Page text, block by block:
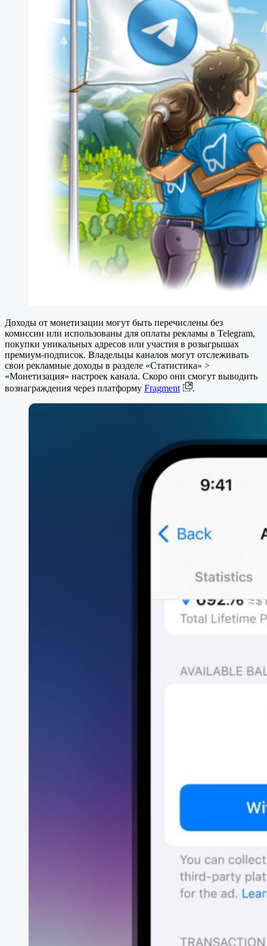
Доходы от монетизации могут быть перечислены без
комиссии или использованы для оплаты рекламы в Telegram,
покупки уникальных адресов или участия в розыгрышах
премиум-подписок. Владельцы каналов могут отслеживать
свои рекламные доходы в разделе «Статистика» >
«Монетизация» настроек канала. Скоро они смогут выводить
вознаграждения через платформу Fragment .